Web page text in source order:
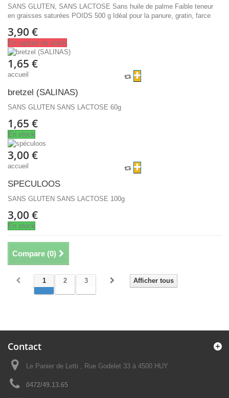
SANS GLUTEN, SANS LACTOSE Sans huile de palme Faible teneur
en graisses saturées POIDS 500 g Idéal pour la panure, gratin, farce
3,90 €
En rupture de stock
1,65 €
accueil
bretzel (SALINAS)
SANS GLUTEN SANS LACTOSE 60g
1,65 €
En stock
3,00 €
accueil
SPECULOOS
SANS GLUTEN SANS LACTOSE 100g
3,00 €
En stock
Compare (0)
Afficher tous
1 2 3
Contact
Le Panier de Letti , Rue Godelet 33 à 4500 HUY
0472/49.13.65